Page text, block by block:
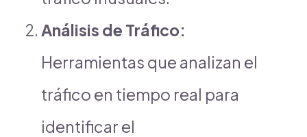
Análisis de Tráfico:
Herramientas que analizan el
tráfico en tiempo real para
identificar el